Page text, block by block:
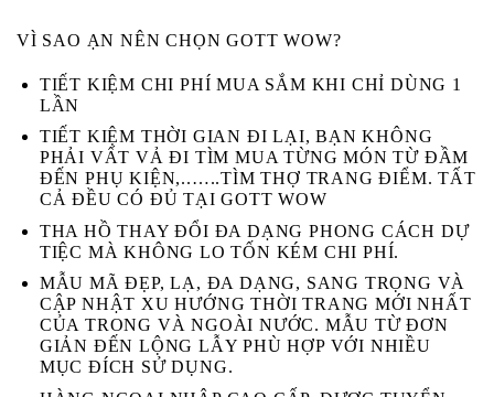
VÌ SAO ẠN NÊN CHỌN GOTT WOW?
TIẾT KIỆM CHI PHÍ MUA SẮM KHI CHỈ DÙNG 1
LẦN
TIẾT KIỆM THỜI GIAN ĐI LẠI, BẠN KHÔNG
PHẢI VẤT VẢ ĐI TÌM MUA TỪNG MÓN TỪ ĐẦM
ĐẾN PHỤ KIỆN,..…..TÌM THỢ TRANG ĐIỂM. TẤT
CẢ ĐỀU CÓ ĐỦ TẠI GOTT WOW
THA HỒ THAY ĐỔI ĐA DẠNG PHONG CÁCH DỰ
TIỆC MÀ KHÔNG LO TỐN KÉM CHI PHÍ.
MẪU MÃ ĐẸP, LẠ, ĐA DẠNG, SANG TRỌNG VÀ
CẬP NHẬT XU HƯỚNG THỜI TRANG MỚI NHẤT
CỦA TRONG VÀ NGOÀI NƯỚC. MẪU TỪ ĐƠN
GIẢN ĐẾN LỘNG LẪY PHÙ HỢP VỚI NHIỀU
MỤC ĐÍCH SỬ DỤNG.